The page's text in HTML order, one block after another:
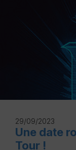
29/09/2023
Une date
Tour !